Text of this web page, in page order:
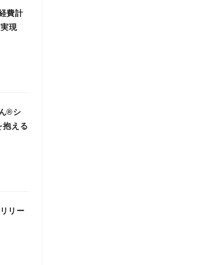
費計
現
®シ
抱える
リー